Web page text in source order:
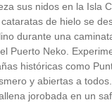
sus nidos en la Isla
de hielo se
durante una
Puerto Neko.
históricas como
y abiertas a
jorobada en un